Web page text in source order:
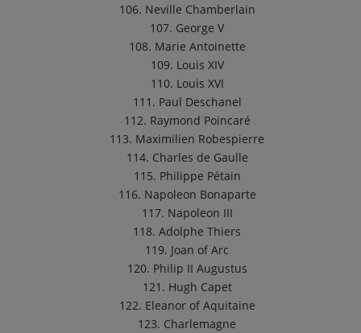
106. Neville Chamberlain
107. George V
108. Marie Antoinette
109. Louis XIV
110. Louis XVI
111. Paul Deschanel
112. Raymond Poincaré
113. Maximilien Robespierre
114. Charles de Gaulle
115. Philippe Pétain
116. Napoleon Bonaparte
117. Napoleon III
118. Adolphe Thiers
119. Joan of Arc
120. Philip II Augustus
121. Hugh Capet
122. Eleanor of Aquitaine
123. Charlemagne